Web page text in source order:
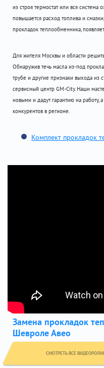
из строя термостат или вся система
повышается расход топлива и
прокладок теплообменника,
Для жителя Москвы и области
Обнаружив течь масла из-под
трубе и другие признаки выхода из
сервисный центр GM-City. Наши
новыми и дадут гарантию на работу,
конкурентов в регионе.
Комплект прокладок
Замена прокладок
Шевроле Авео
СМОТРЕТЬ ВСЕ